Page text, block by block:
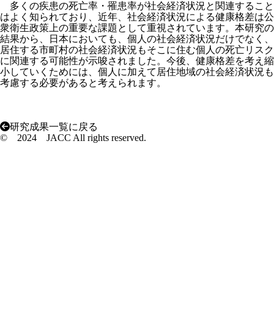
多くの疾患の死亡率・罹患率が社会経済状況と関連すること
はよく知られており、近年、社会経済状況による健康格差は公
衆衛生政策上の重要な課題として重視されています。本研究の
結果から、日本においても、個人の社会経済状況だけでなく、
居住する市町村の社会経済状況もそこに住む個人の死亡リスク
に関連する可能性が示唆されました。今後、健康格差を考え縮
小していくためには、個人に加えて居住地域の社会経済状況も
考慮する必要があると考えられます。
研究成果一覧に戻る
© 2024 JACC All rights reserved.